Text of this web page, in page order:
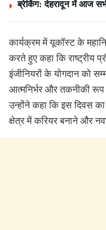
ब्रेकिंग: देहरादून में आज
कार्यक्रम में यूकॉस्ट के
करते हुए कहा कि राष्ट्रीय
इंजीनियरों के योगदान को
आत्मनिर्भर और तकनीकी रूप
उन्होंने कहा कि इस दिवस का
क्षेत्र में करियर बनाने और